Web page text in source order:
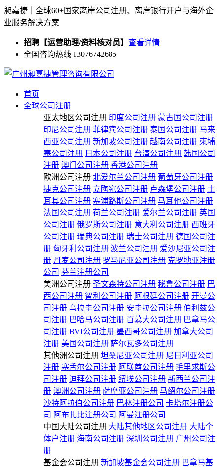
昶嘉捷｜全球60+国家离岸公司注册、离岸银行开户与海外企
业服务解决方案
招聘【运营助理/资料核对员】 查看详情
全国咨询热线 13076742685
首页
全球公司注册
亚太地区公司注册 印度公司注册 蒙古国公司注册
印尼公司注册 菲律宾公司注册 泰国公司注册 马来
西亚公司注册 新加坡公司注册 越南公司注册 柬埔
寨公司注册 日本公司注册 台湾公司注册 韩国公司
注册 澳门公司注册 香港公司注册
欧洲公司注册 北爱尔兰公司注册 葡萄牙公司注册
捷克公司注册 立陶宛公司注册 卢森堡公司注册 土
耳其公司注册 塞浦路斯公司注册 马耳他公司注册
法国公司注册 荷兰公司注册 爱尔兰公司注册 英国
公司注册 俄罗斯公司注册 意大利公司注册 西班牙
公司注册 瑞典公司注册 瑞士公司注册 德国公司注
册 匈牙利公司注册 波兰公司注册 爱沙尼亚公司注
册 丹麦公司注册 罗马尼亚公司注册 克罗地亚注册
公司 芬兰注册公司
美洲公司注册 圣文森特公司注册 秘鲁公司注册 巴
西公司注册 智利公司注册 阿根廷公司注册 开曼公
司注册 乌拉圭公司注册 安圭拉公司注册 伯利兹公
司注册 巴哈马公司注册 百慕大公司注册 巴拿马公
司注册 BVI公司注册 墨西哥公司注册 加拿大公司
注册 美国公司注册 萨尔瓦多公司注册
其他洲公司注册 坦桑尼亚公司注册 尼日利亚公司
注册 塞舌尔公司注册 阿联酋公司注册 毛里求斯公
司注册 迪拜公司注册 纽埃公司注册 新西兰公司注
册 澳洲公司注册 萨摩亚公司注册 马绍尔公司注册
沙特阿拉伯公司注册 巴林注册公司 卡塔尔注册公
司 阿布扎比注册公司 阿曼注册公司
中国大陆公司注册 大陆其他地区公司注册 大陆个
体户注册 海南公司注册 深圳公司注册 广州公司注
册
基金会公司注册 新加坡基金会公司注册 巴拿马基